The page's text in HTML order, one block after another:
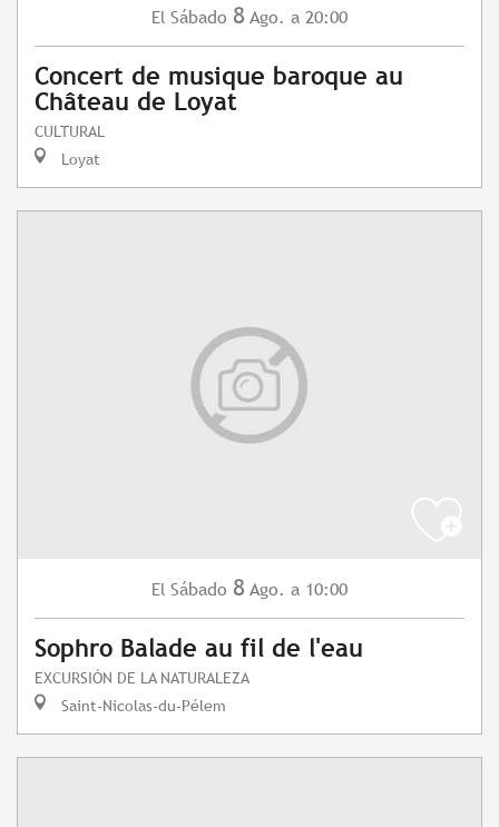
El Sábado 8 Ago. a 20:00
Concert de musique baroque au
Château de Loyat
CULTURAL
Loyat
El Sábado 8 Ago. a 10:00
Sophro Balade au fil de l'eau
EXCURSIÓN DE LA NATURALEZA
Saint-Nicolas-du-Pélem